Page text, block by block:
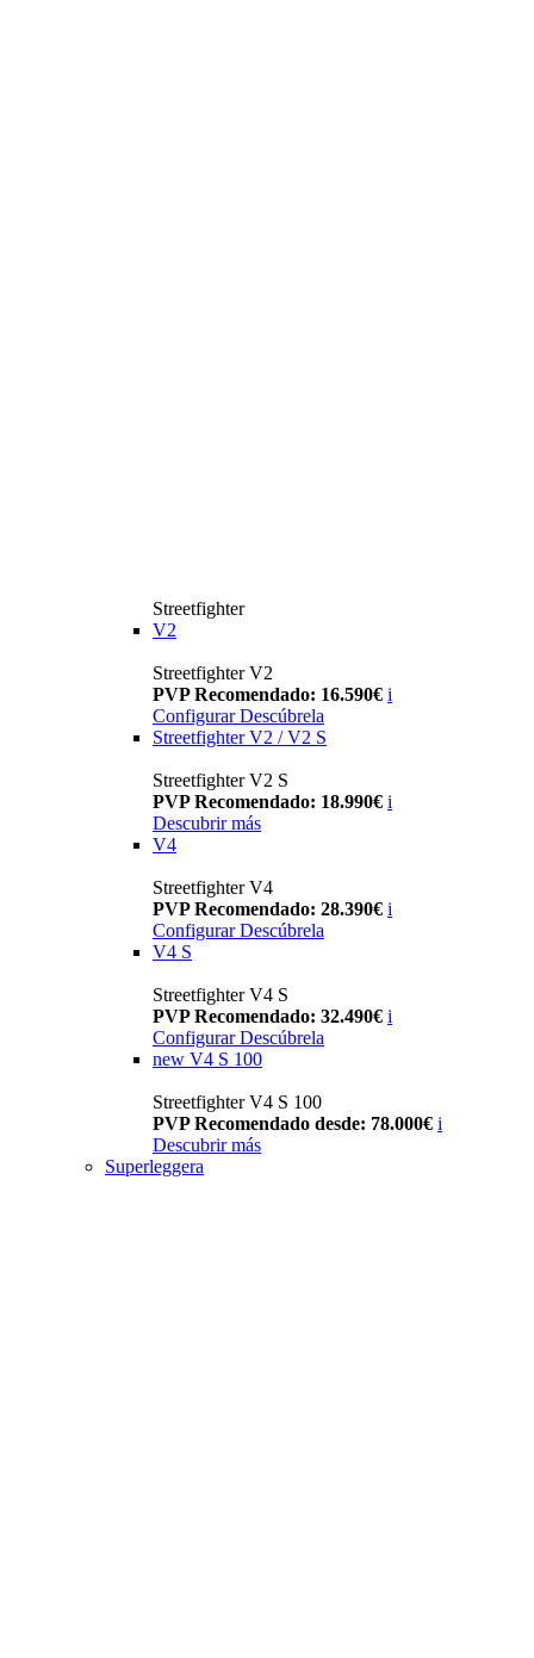
Streetfighter
V2
Streetfighter V2
PVP Recomendado: 16.590€ i
Configurar Descúbrela
Streetfighter V2 / V2 S
Streetfighter V2 S
PVP Recomendado: 18.990€ i
Descubrir más
V4
Streetfighter V4
PVP Recomendado: 28.390€ i
Configurar Descúbrela
V4 S
Streetfighter V4 S
PVP Recomendado: 32.490€ i
Configurar Descúbrela
new V4 S 100
Streetfighter V4 S 100
PVP Recomendado desde: 78.000€ i
Descubrir más
Superleggera